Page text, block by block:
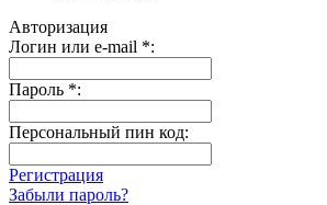
Авторизация
Логин или e-mail *:
Пароль *:
Персональный пин код:
Регистрация
Забыли пароль?